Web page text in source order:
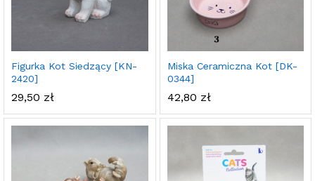
Figurka Kot Siedzący [KN-
2420]
29,50 zł
Miska Ceramiczna Kot [DK-
0344]
42,80 zł